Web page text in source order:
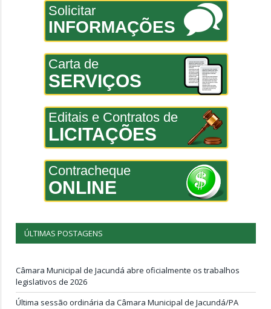
Solicitar
INFORMAÇÕES
Carta de
SERVIÇOS
Editais e Contratos de
LICITAÇÕES
Contracheque
ONLINE
ÚLTIMAS POSTAGENS
Câmara Municipal de Jacundá abre oficialmente os trabalhos
legislativos de 2026
Última sessão ordinária da Câmara Municipal de Jacundá/PA